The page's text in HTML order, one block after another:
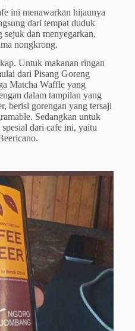
ini menawarkan hijaunya
dari tempat duduk
dan menyegarkan,
nongkrong.
Untuk makanan ringan
dari Pisang Goreng
Matcha Waffle yang
dalam tampilan yang
berisi gorengan yang tersaji
Sedangkan untuk
dari cafe ini, yaitu